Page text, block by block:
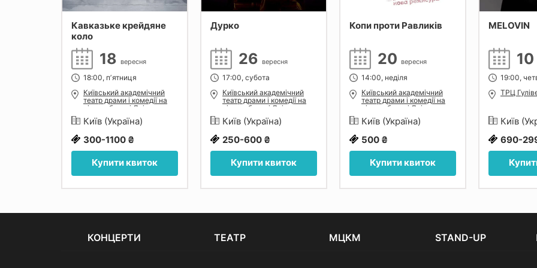
Кавказьке крейдяне
коло
18 вересня
18:00, пʼятниця
Київський академічний
театр драми і комедії на
лівому березі Дніпра
Київ (Україна)
300-1100 ₴
Купити квиток
Дурко
26 вересня
17:00, субота
Київський академічний
театр драми і комедії на
лівому березі Дніпра
Київ (Україна)
250-600 ₴
Купити квиток
Копи проти Равликів
20 вересня
14:00, неділя
Київський академічний
театр драми і комедії на
лівому березі Дніпра
Київ (Україна)
500 ₴
Купити квиток
MELOVIN
10
19:00,
ТРЦ
Київ
690-
КОНЦЕРТИ ТЕАТР МЦКМ STAND-UP